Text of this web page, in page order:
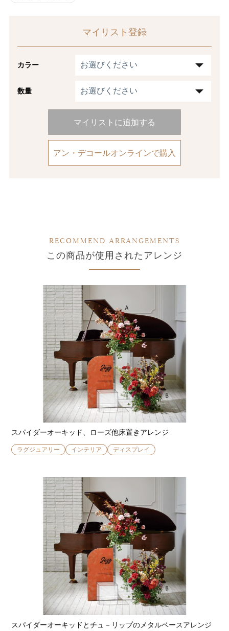
マイリスト登録
カラー
数量
マイリストに追加する
アン・デコールオンラインで購入
RECOMMEND ARRANGEMENTS
この商品が使用されたアレンジ
スパイダーオーキッド、ローズ他床置きアレンジ
ラグジュアリー インテリア ディスプレイ
スパイダーオーキッドとチュ－リップのメタルベースアレンジ